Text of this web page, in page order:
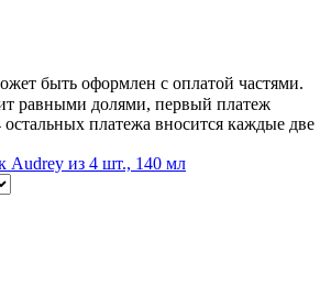
быть оформлен с оплатой частями.
равными долями, первый платеж
остальных платежа вносится каждые две
Audrey из 4 шт., 140 мл